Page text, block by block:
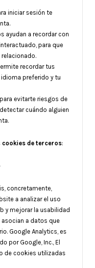
iniciar sesión te
ayudan a recordar con
para que
recordar tus
preferido y tu
evitarte riesgos de
cuándo alguien
cookies de terceros:
concretamente,
a analizar el uso
y mejorar la usabilidad
a datos que
Google Analytics, es
por Google, Inc., El
de cookies utilizadas